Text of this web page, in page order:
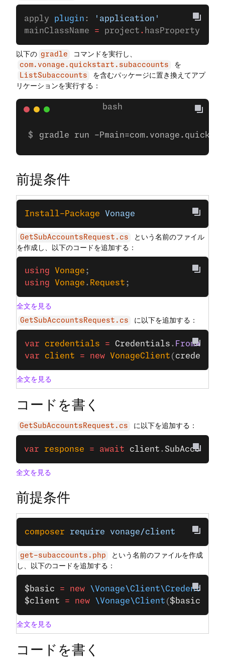
apply plugin :
'application'
mainClassName = project . hasProperty(
以下の gradle コマンドを実行し、
com.vonage.quickstart.subaccounts を
ListSubaccounts
を含むパッケージに置き換えてアプ
リケーションを実行する：
gradle run -
前提条件
Install-Package Vonage
GetSubAccountsRequest.cs
という名前のファイル
を作成し、以下のコードを追加する：
using Vonage ;
using Vonage . Request ;
全文を見る
GetSubAccountsRequest.cs に以下を追加する：
var credentials = Credentials .
var client = new VonageClient (
全文を見る
コードを書く
GetSubAccountsRequest.cs に以下を追加する：
var response = await client .
全文を見る
前提条件
composer require vonage/client
get-subaccounts.php
という名前のファイルを作成
し、以下のコードを追加する：
$basic = new
$client = new \Vonage\Client ($basic
全文を見る
コードを書く